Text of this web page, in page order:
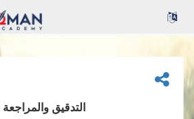
التدقيق والمراجعة